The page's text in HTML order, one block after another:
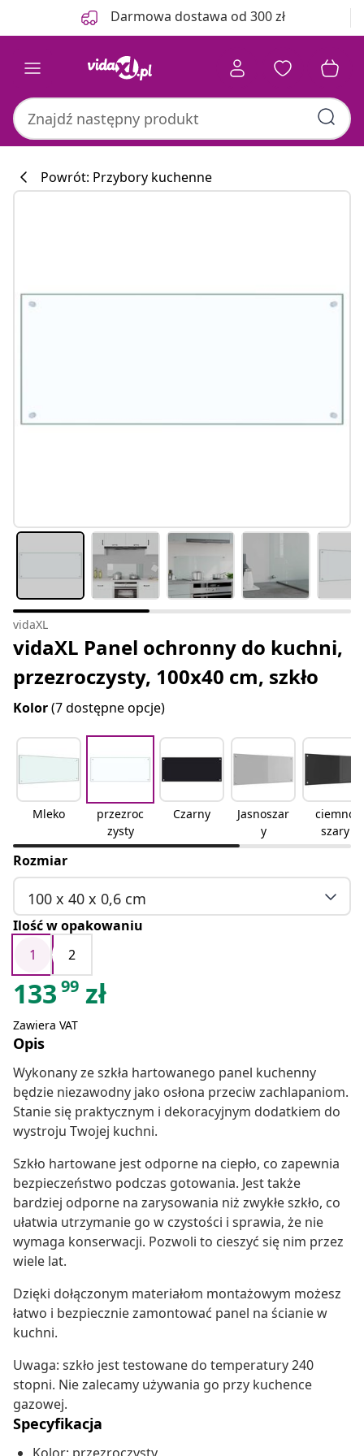
Darmowa dostawa od 300 zł
Powrót: Przybory kuchenne
vidaXL
vidaXL Panel ochronny do kuchni,
przezroczysty, 100x40 cm, szkło
Kolor(7 dostępne opcje)
Mleko
przezroc
zysty
Czarny
Jasnoszar
y
ciemno
szary
Rozmiar
100 x 40 x 0,6 cm
Ilość w opakowaniu
1
2
133 99 zł
Zawiera VAT
Opis
Wykonany ze szkła hartowanego panel kuchenny
będzie niezawodny jako osłona przeciw zachlapaniom.
Stanie się praktycznym i dekoracyjnym dodatkiem do
wystroju Twojej kuchni.
Szkło hartowane jest odporne na ciepło, co zapewnia
bezpieczeństwo podczas gotowania. Jest także
bardziej odporne na zarysowania niż zwykłe szkło, co
ułatwia utrzymanie go w czystości i sprawia, że nie
wymaga konserwacji. Pozwoli to cieszyć się nim przez
wiele lat.
Dzięki dołączonym materiałom montażowym możesz
łatwo i bezpiecznie zamontować panel na ścianie w
kuchni.
Uwaga: szkło jest testowane do temperatury 240
stopni. Nie zalecamy używania go przy kuchence
gazowej.
Specyfikacja